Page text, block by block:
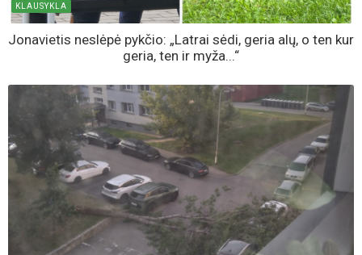
KLAUSYKLA
Jonavietis neslėpė pykčio: „Latrai sėdi, geria alų, o ten kur
geria, ten ir myža...“